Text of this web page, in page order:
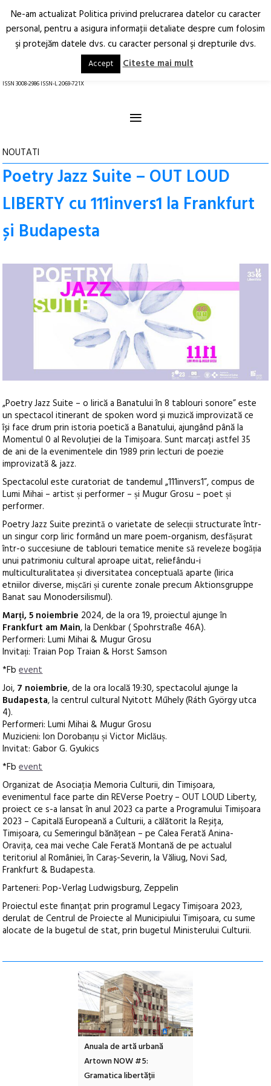
Arhitectură.
Oraș.
RO EN
ISSN 3008-2986 ISSN-L 2069-721X
≡
NOUTATI
Poetry Jazz Suite – OUT LOUD
LIBERTY cu 111invers1 la Frankfurt
și Budapesta
„Poetry Jazz Suite – o lirică a Banatului în 8 tablouri sonore” este
un spectacol itinerant de spoken word și muzică improvizată ce
își face drum prin istoria poetică a Banatului, ajungând până la
Momentul 0 al Revoluției de la Timișoara. Sunt marcați astfel 35
de ani de la evenimentele din 1989 prin lecturi de poezie
improvizată & jazz.
Spectacolul este curatoriat de tandemul „111invers1”, compus de
Lumi Mihai – artist și performer – și Mugur Grosu – poet și
performer.
Poetry Jazz Suite prezintă o varietate de selecții structurate într-
un singur corp liric formând un mare poem-organism, desfășurat
într-o succesiune de tablouri tematice menite să reveleze bogăția
unui patrimoniu cultural aproape uitat, reliefându-i
multiculturalitatea și diversitatea conceptuală aparte (lirica
etniilor diverse, mișcări și curente zonale precum Aktionsgruppe
Banat sau Monodersilismul).
Marți, 5 noiembrie 2024, de la ora 19, proiectul ajunge în
Frankfurt am Main, la Denkbar ( Spohrstraße 46A).
Performeri: Lumi Mihai & Mugur Grosu
Invitați: Traian Pop Traian & Horst Samson
*Fbevent
Joi, 7 noiembrie, de la ora locală 19:30, spectacolul ajunge la
Budapesta, la centrul cultural Nyitott Műhely (Ráth György utca
4).
Performeri: Lumi Mihai & Mugur Grosu
Muzicieni: Ion Dorobanțu și Victor Miclăuș.
Invitat: Gabor G. Gyukics
*Fbevent
Organizat de Asociația Memoria Culturii, din Timișoara,
evenimentul face parte din REVerse Poetry – OUT LOUD Liberty,
proiect ce s-a lansat în anul 2023 ca parte a Programului Timișoara
2023 – Capitală Europeană a Culturii, a călătorit la Reșița,
Timișoara, cu Semeringul bănățean – pe Calea Ferată Anina-
Oravița, cea mai veche Cale Ferată Montană de pe actualul
teritoriul al României, în Caraș-Severin, la Văliug, Novi Sad,
Frankfurt & Budapesta.
Parteneri: Pop-Verlag Ludwigsburg, Zeppelin
Proiectul este finanțat prin programul Legacy Timișoara 2023,
derulat de Centrul de Proiecte al Municipiului Timișoara, cu sume
alocate de la bugetul de stat, prin bugetul Ministerului Culturii.
Anuala de artă urbană
Artown NOW #5:
Gramatica libertății
Ne-am actualizat Politica privind prelucrarea datelor cu caracter
personal, pentru a asigura informaţii detaliate despre cum folosim
şi protejăm datele dvs. cu caracter personal şi drepturile dvs.
Accept Citeste mai mult